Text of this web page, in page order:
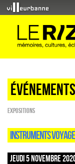
EXPOSITIONS
INSTRUMENTS
JEUDI 5 NOVEMBRE